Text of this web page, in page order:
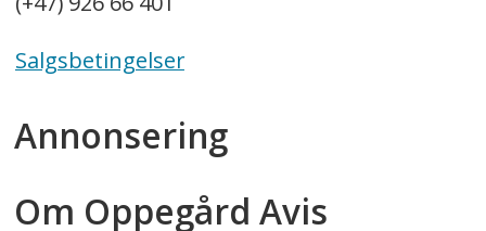
Salgsbetingelser
Annonsering
Om Oppegård Avis